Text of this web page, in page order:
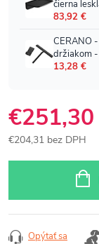
€251,30
€204,31 bez DPH
Opýtať sa